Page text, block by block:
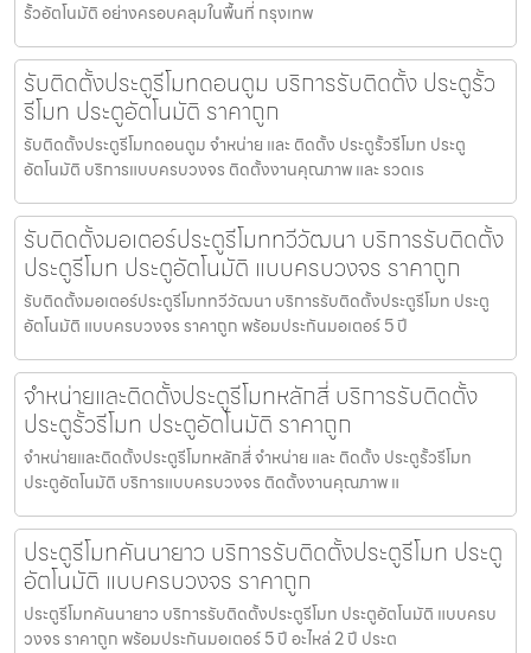
รั้วอัตโนมัติ อย่างครอบคลุมในพื้นที่ กรุงเทพ
รับติดตั้งประตูรีโมทดอนตูม บริการรับติดตั้ง ประตูรั้ว
รีโมท ประตูอัตโนมัติ ราคาถูก
รับติดตั้งประตูรีโมทดอนตูม จำหน่าย และ ติดตั้ง ประตูรั้วรีโมท ประตู
อัตโนมัติ บริการแบบครบวงจร ติดตั้งงานคุณภาพ และ รวดเร
รับติดตั้งมอเตอร์ประตูรีโมททวีวัฒนา บริการรับติดตั้ง
ประตูรีโมท ประตูอัตโนมัติ แบบครบวงจร ราคาถูก
รับติดตั้งมอเตอร์ประตูรีโมททวีวัฒนา บริการรับติดตั้งประตูรีโมท ประตู
อัตโนมัติ แบบครบวงจร ราคาถูก พร้อมประกันมอเตอร์ 5 ปี
จำหน่ายและติดตั้งประตูรีโมทหลักสี่ บริการรับติดตั้ง
ประตูรั้วรีโมท ประตูอัตโนมัติ ราคาถูก
จำหน่ายและติดตั้งประตูรีโมทหลักสี่ จำหน่าย และ ติดตั้ง ประตูรั้วรีโมท
ประตูอัตโนมัติ บริการแบบครบวงจร ติดตั้งงานคุณภาพ แ
ประตูรีโมทคันนายาว บริการรับติดตั้งประตูรีโมท ประตู
อัตโนมัติ แบบครบวงจร ราคาถูก
ประตูรีโมทคันนายาว บริการรับติดตั้งประตูรีโมท ประตูอัตโนมัติ แบบครบ
วงจร ราคาถูก พร้อมประกันมอเตอร์ 5 ปี อะไหล่ 2 ปี ประต